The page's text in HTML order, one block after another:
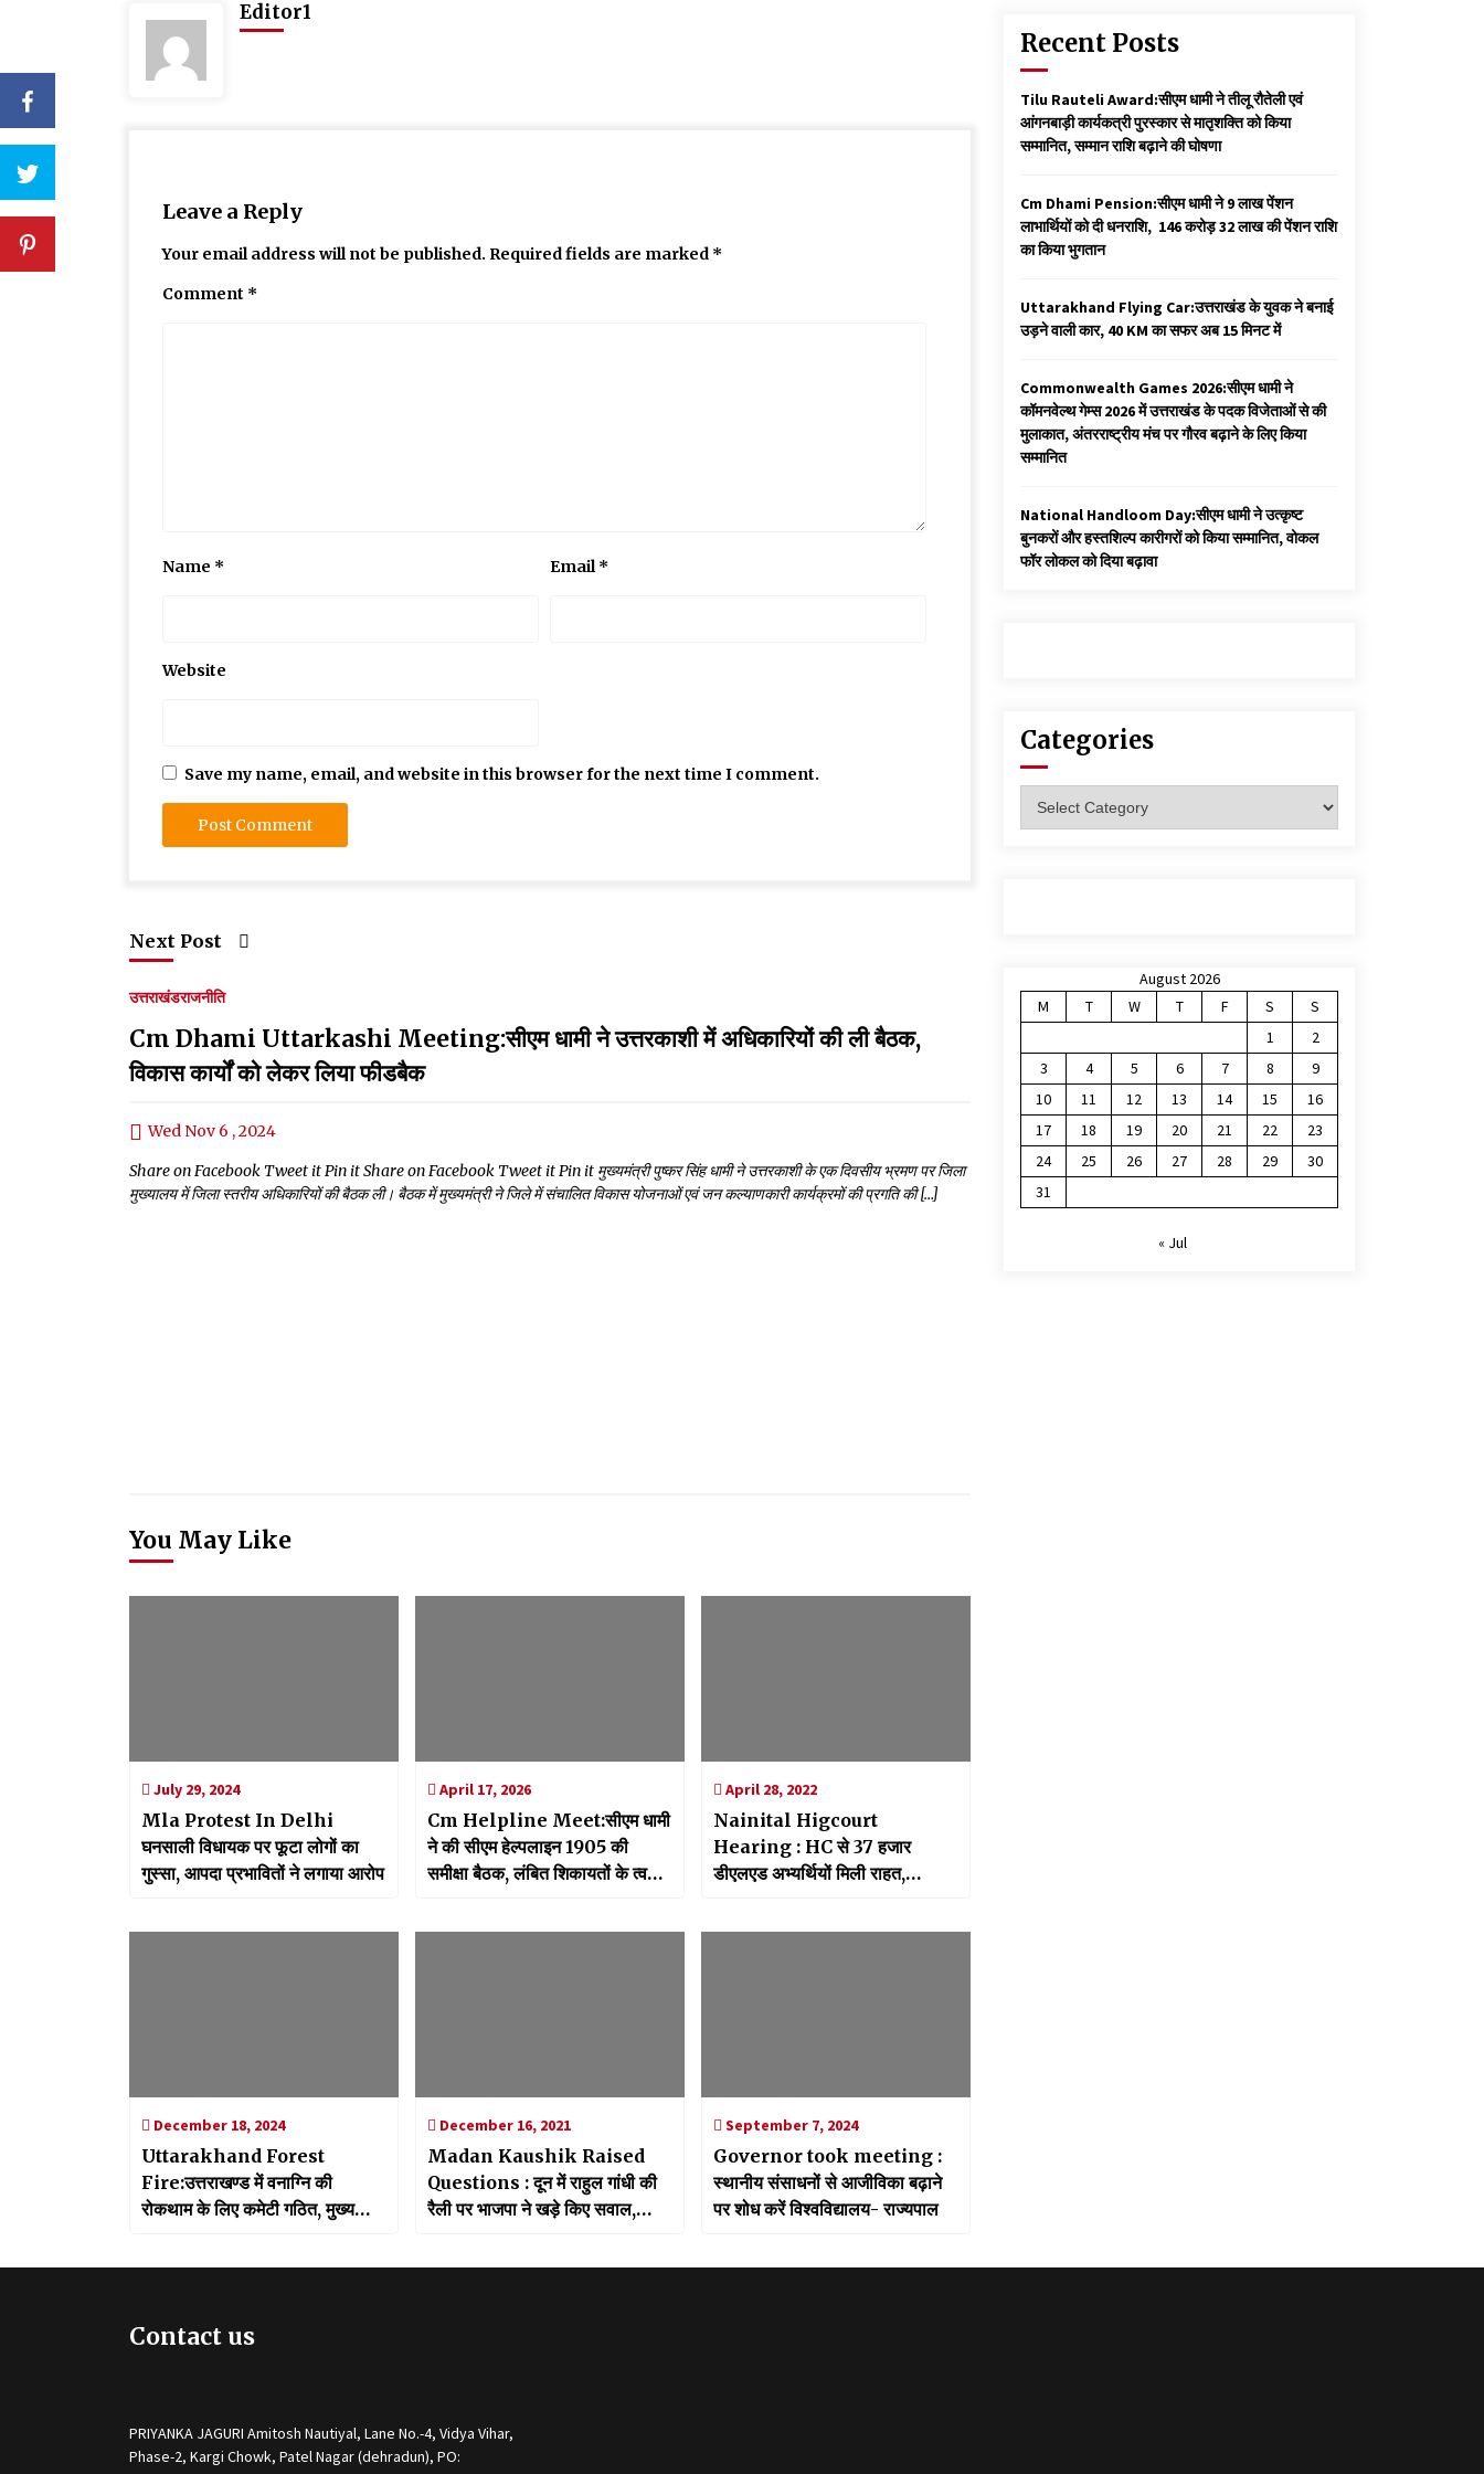
Editor1
Leave a Reply
Your email address will not be published. Required fields are marked *
Comment *
Name * Email*
Website
Save my name, email, and website in this browser for the next time I comment.
Next Post
उत्तराखंडराजनीति
Cm Dhami Uttarkashi Meeting:सीएम धामी ने उत्तरकाशी में अधिकारियों की ली बैठक,
विकास कार्यों को लेकर लिया फीडबैक
Wed Nov 6 , 2024
Share on Facebook Tweet it Pin it Share on Facebook Tweet it Pin it मुख्यमंत्री पुष्कर सिंह धामी ने उत्तरकाशी के एक दिवसीय भ्रमण पर जिला
मुख्यालय में जिला स्तरीय अधिकारियों की बैठक ली। बैठक में मुख्यमंत्री ने जिले में संचालित विकास योजनाओं एवं जन कल्याणकारी कार्यक्रमों की प्रगति की […]
You May Like
July 29, 2024
Mla Protest In Delhi
घनसाली विधायक पर फूटा लोगों का
गुस्सा, आपदा प्रभावितों ने लगाया आरोप
April 17, 2026
Cm Helpline Meet:सीएम धामी
ने की सीएम हेल्पलाइन 1905 की
समीक्षा बैठक, लंबित शिकायतों के त्वरित
April 28, 2022
Nainital Higcourt
Hearing : HC से 37 हजार
डीएलएड अभ्यर्थियों मिली राहत,
December 18, 2024
Uttarakhand Forest
Fire:उत्तराखण्ड में वनाग्नि की
रोकथाम के लिए कमेटी गठित, मुख्य
December 16, 2021
Madan Kaushik Raised
Questions : दून में राहुल गांधी की
रैली पर भाजपा ने खड़े किए सवाल,
September 7, 2024
Governor took meeting :
स्थानीय संसाधनों से आजीविका बढ़ाने
पर शोध करें विश्वविद्यालय- राज्यपाल
Recent Posts
Tilu Rauteli Award:सीएम धामी ने तीलू रौतेली एवं
आंगनबाड़ी कार्यकत्री पुरस्कार से मातृशक्ति को किया
सम्मानित, सम्मान राशि बढ़ाने की घोषणा
Cm Dhami Pension:सीएम धामी ने 9 लाख पेंशन
लाभार्थियों को दी धनराशि, ₹ 146 करोड़ 32 लाख की पेंशन राशि
का किया भुगतान
Uttarakhand Flying Car:उत्तराखंड के युवक ने बनाई
उड़ने वाली कार, 40 KM का सफर अब 15 मिनट में
Commonwealth Games 2026:सीएम धामी ने
कॉमनवेल्थ गेम्स 2026 में उत्तराखंड के पदक विजेताओं से की
मुलाकात, अंतरराष्ट्रीय मंच पर गौरव बढ़ाने के लिए किया
सम्मानित
National Handloom Day:सीएम धामी ने उत्कृष्ट
बुनकरों और हस्तशिल्प कारीगरों को किया सम्मानित, वोकल
फॉर लोकल को दिया बढ़ावा
Categories
August 2026
M
T W T F S
S
1
2
3
4 5 6 7 8
9
10
11 12 13 14 15
16
17
18 19 20 21 22
23
24
25 26 27 28 29
30
31
« Jul
Contact us
PRIYANKA JAGURI Amitosh Nautiyal, Lane No.-4, Vidya Vihar,
Phase-2, Kargi Chowk, Patel Nagar (dehradun), PO: